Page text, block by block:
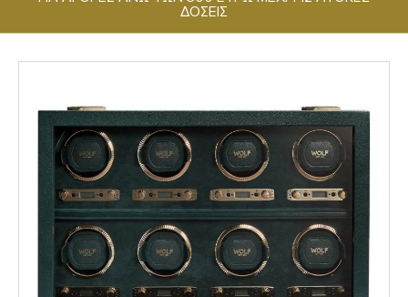
ΔΟΣΕΙΣ
PROJECTS